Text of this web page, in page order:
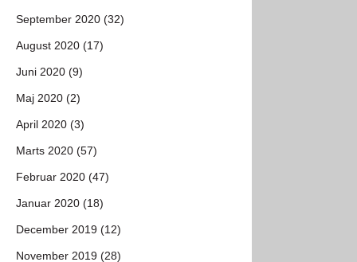
September 2020 (32)
August 2020 (17)
Juni 2020 (9)
Maj 2020 (2)
April 2020 (3)
Marts 2020 (57)
Februar 2020 (47)
Januar 2020 (18)
December 2019 (12)
November 2019 (28)